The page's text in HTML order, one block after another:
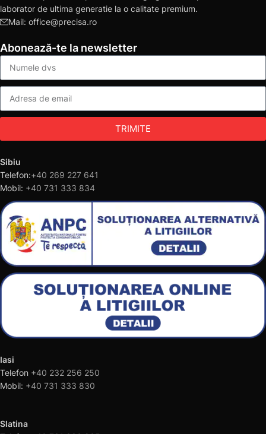
laborator de ultima generatie la o calitate premium.
Mail: office@precisa.ro
Abonează-te la newsletter
TRIMITE
Sibiu
Telefon:+40 269 227 641
Mobil: +40 731 333 834
Iasi
Telefon +40 232 256 250
Mobil: +40 731 333 830
Slatina